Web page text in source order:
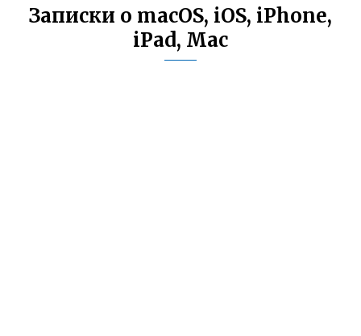
Записки о macOS, iOS, iPhone,
iPad, Mac